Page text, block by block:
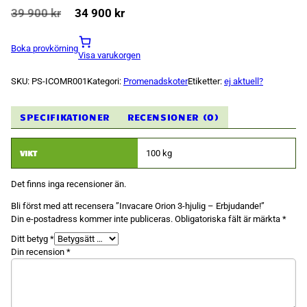
39 900kr Det ursprungliga priset var: 39 900 kr.
34 900 krDet nuvarande priset är: 34 900 kr.
Boka provkörning
Visa varukorgen
SKU: PS-ICOMR001 Kategori: PromenadskoterEtiketter: ej aktuell?
SPECIFIKATIONER RECENSIONER (0)
VIKT 100 kg
Det finns inga recensioner än.
Bli först med att recensera ”Invacare Orion 3-hjulig – Erbjudande!”
Din e-postadress kommer inte publiceras. Obligatoriska fält är märkta *
Ditt betyg *
Din recension *
går inte att
välja bort.
De behövs
för att
taget ska
Statistik
För att vi ska
kunna